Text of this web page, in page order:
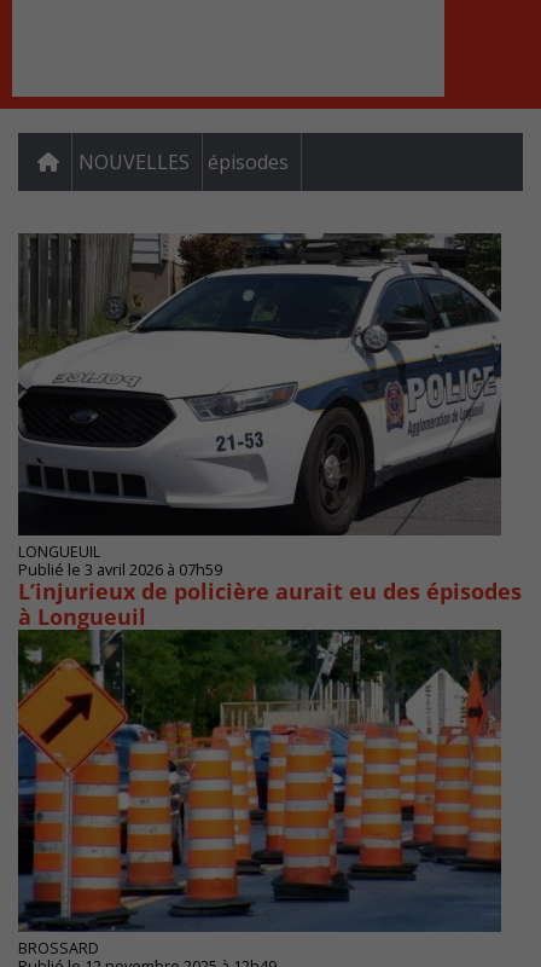
NOUVELLES épisodes
LONGUEUIL
Publié le 3 avril 2026 à 07h59
L’injurieux de policière aurait eu des épisodes
à Longueuil
BROSSARD